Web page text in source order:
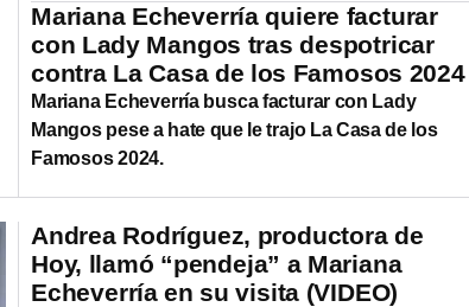
Mariana Echeverría quiere facturar
con Lady Mangos tras despotricar
contra La Casa de los Famosos 2024
Mariana Echeverría busca facturar con Lady
Mangos pese a hate que le trajo La Casa de los
Famosos 2024.
Andrea Rodríguez, productora de
Hoy, llamó “pendeja” a Mariana
Echeverría en su visita (VIDEO)